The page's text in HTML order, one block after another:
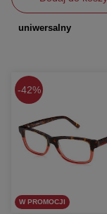
uniwersalny
42%
W PROMOCJI